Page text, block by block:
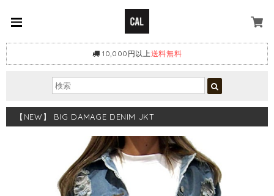
10,000円以上送料無料
【NEW】 BIG DAMAGE DENIM JKT